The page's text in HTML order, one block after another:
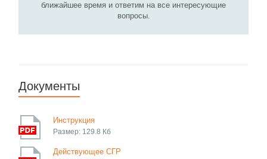
ближайшее время и ответим на все интересующие
вопросы.
Документы
Инструкция
Размер: 129.8 Кб
Действующее СГР